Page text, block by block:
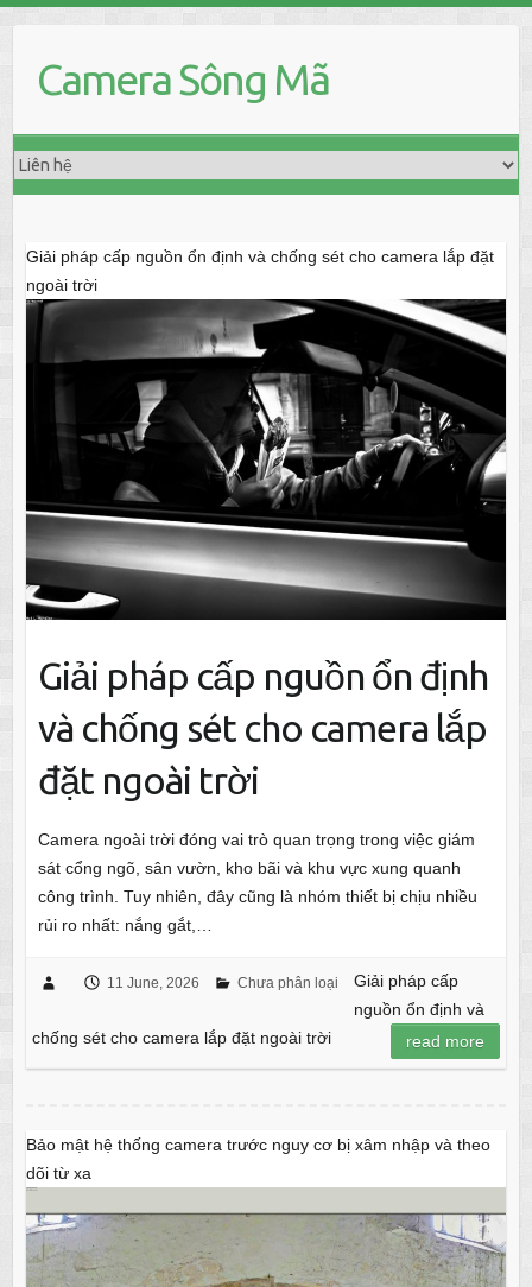
contentCamera Sông Mã
Giải pháp cấp nguồn ổn định và chống sét cho camera lắp đặt
ngoài trời
Giải pháp cấp nguồn ổn định
và chống sét cho camera lắp
đặt ngoài trời
Camera ngoài trời đóng vai trò quan trọng trong việc giám
sát cổng ngõ, sân vườn, kho bãi và khu vực xung quanh
công trình. Tuy nhiên, đây cũng là nhóm thiết bị chịu nhiều
rủi ro nhất: nắng gắt,…
11 June, 2026 Chưa phân loại
Giải pháp cấp
nguồn ổn định và
chống sét cho camera lắp đặt ngoài trời
read more
Bảo mật hệ thống camera trước nguy cơ bị xâm nhập và theo
dõi từ xa